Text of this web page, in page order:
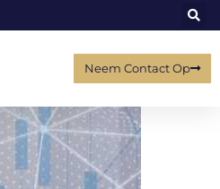
Neem Contact Op